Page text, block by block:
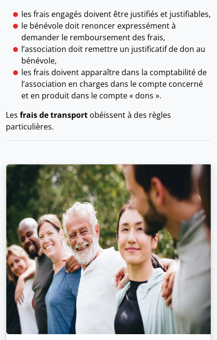
les frais engagés doivent être justifiés et justifiables,
le bénévole doit renoncer expressément à
demander le remboursement des frais,
l’association doit remettre un justificatif de don au
bénévole,
les frais doivent apparaître dans la comptabilité de
l’association en charges dans le compte concerné
et en produit dans le compte « dons ».
Les frais de transport obéissent à des règles
particulières.